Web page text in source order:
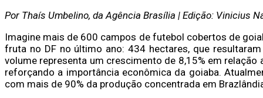
Por Thaís Umbelino, da Agência Brasília | Edição: Vinicius
Imagine mais de 600 campos de futebol cobertos de
fruta no DF no último ano: 434 hectares, que
volume representa um crescimento de 8,15% em
reforçando a importância econômica da goiaba.
com mais de 90% da produção concentrada em